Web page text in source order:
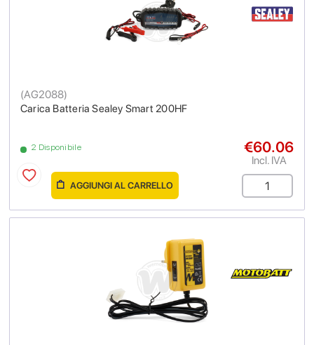
Carica Batteria Sealey Smart 200HF
(AG2088)
2 Disponibile €60.06
Incl. IVA
AGGIUNGI AL CARRELLO